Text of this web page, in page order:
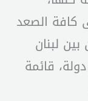
كافة الصعد
لبنان
قائمة